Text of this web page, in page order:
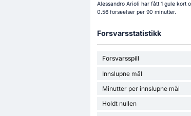
Alessandro Arioli har fått 1 gule kort
0.56 forseelser per 90 minutter.
Forsvarsstatistikk
Forsvarsspill
Innslupne mål
Minutter per innslupne mål
Holdt nullen